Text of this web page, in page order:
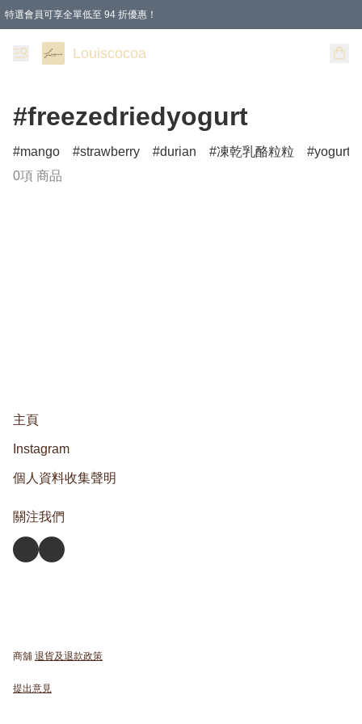
特選會員可享全單低至 94 折優惠！
購物滿 HKD 200.00即享免運費優惠！（適用於 本地送貨、本地取貨 )
Louiscocoa
#freezedriedyogurt
mango strawberry durian 凍乾乳酪粒粒
0項 商品
主頁
Instagram
個人資料收集聲明
關注我們
商舖 退貨及退款政策
提出意見